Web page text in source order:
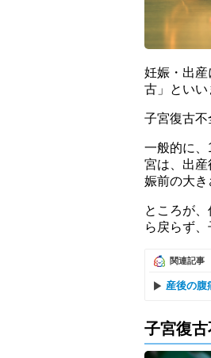
妊娠・出
古」といい
子宮復古不
一般的に
宮は、出
娠前の大き
ところが
ら戻らず
関連記事
産後の腹
子宮復